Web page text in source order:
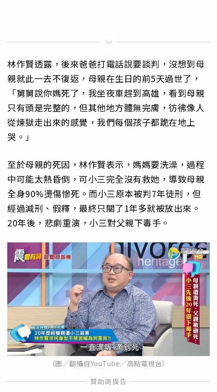
林作賢透露，後來爸爸打電話說要談判，沒想到母
親就此一去不復返，母親在生日的前5天過世了，
「舅舅說你媽死了，我坐夜車趕到高雄，看到母親
只有頭是完整的，但其他地方體無完膚，彷彿像人
從煉獄走出來的感覺，我們每個孩子都跪在地上
哭。」
至於母親的死因，林作賢表示，媽媽要洗澡，過程
中可能太熱昏倒，可小三完全沒有救她，導致母親
全身90%燙傷慘死。而小三原本被判7年徒刑，但
經過減刑、假釋，最終只關了1年多就被放出來。
20年後，悲劇重演，小三對父親下毒手。
（圖／翻攝自YouTube／高點電視台）